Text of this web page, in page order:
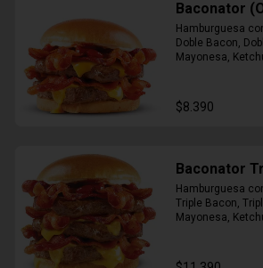
Baconator
Hamburguesa
Doble Bacon,
Mayonesa,
$8.390
Baconator
Hamburguesa
Triple Bacon,
Mayonesa,